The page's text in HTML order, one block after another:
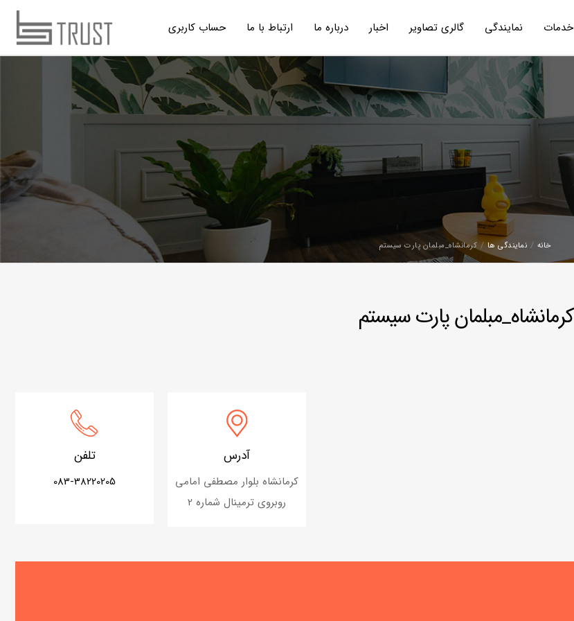
خدمات نمایندگی گالری تصاویر اخبار درباره ما ارتباط با ما حساب کاربری
خانه نمایندگی ها کرمانشاه_مبلمان پارت سیستم
کرمانشاه_مبلمان پارت سیستم
تلفن
083-38220205
آدرس
کرمانشاه بلوار مصطفی امامی
روبروی ترمینال شماره 2